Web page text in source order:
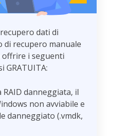
dati di
di recupero manuale
offrire i seguenti
GRATUITA:
danneggiata, il
non avviabile e
danneggiato (.vmdk,